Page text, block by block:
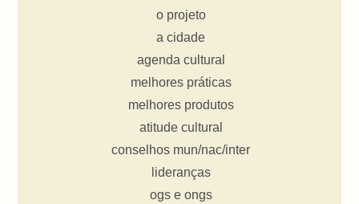
o projeto
a cidade
agenda cultural
melhores práticas
melhores produtos
atitude cultural
conselhos mun/nac/inter
lideranças
ogs e ongs